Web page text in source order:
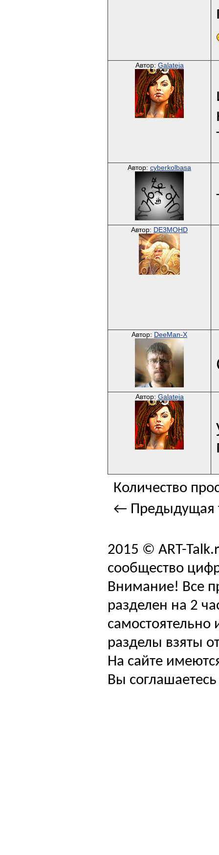
Автор: Galateja
Автор: cyberkolbasa
Автор: DE3MOHD
Автор: DeeMan-X
Автор: Galateja
Количество
← Предыдущая
2015 © ART-
сообщество
Внимание! Все
разделен на 2
самостоятельно
разделы взяты
На сайте
Вы